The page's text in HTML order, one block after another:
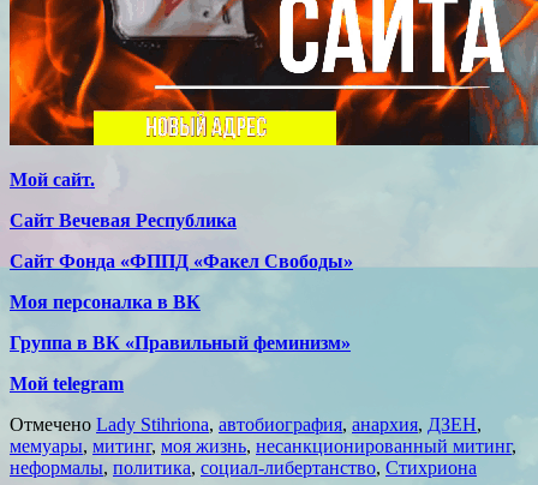
Мой сайт.
Сайт Вечевая Республика
Сайт Фонда «ФППД «Факел Свободы»
Моя персоналка в ВК
Группа в ВК «Правильный феминизм»
Мой telegram
Отмечено Lady Stihriona, автобиография, анархия, ДЗЕН,
мемуары, митинг, моя жизнь, несанкционированный митинг,
неформалы, политика, социал-либертанство, Стихриона